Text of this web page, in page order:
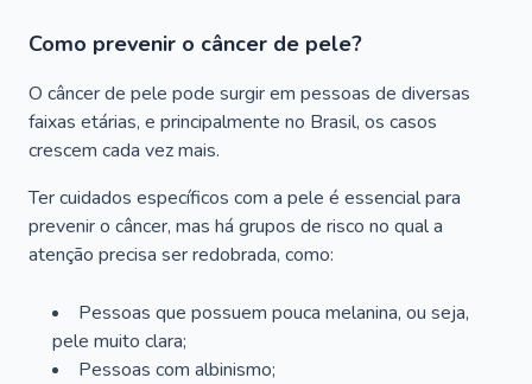
Como prevenir o câncer de pele?
O câncer de pele pode surgir em pessoas de diversas
faixas etárias, e principalmente no Brasil, os casos
crescem cada vez mais.
Ter cuidados específicos com a pele é essencial para
prevenir o câncer, mas há grupos de risco no qual a
atenção precisa ser redobrada, como:
Pessoas que possuem pouca melanina, ou seja,
pele muito clara;
Pessoas com albinismo;